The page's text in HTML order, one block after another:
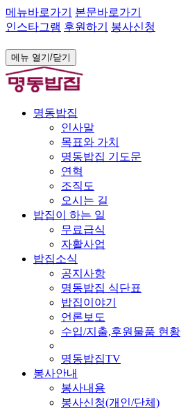
메뉴바로가기
본문바로가기
인스타그램 후원하기 봉사신청
메뉴 열기/닫기
명동밥집
인사말
목표와 가치
명동밥집 기도문
연혁
조직도
오시는 길
밥집이 하는 일
무료급식
자활사업
밥집소식
공지사항
명동밥집 식단표
밥집이야기
언론보도
수입/지출,후원물품 현황
명동밥집TV
봉사안내
봉사내용
봉사신청(개인/단체)